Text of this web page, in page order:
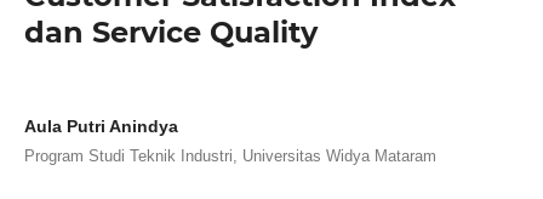
dan Service Quality
Aula Putri Anindya
Program Studi Teknik Industri, Universitas Widya Mataram